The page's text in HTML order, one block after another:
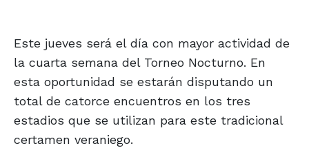
Este jueves será el día con mayor actividad de
la cuarta semana del Torneo Nocturno. En
esta oportunidad se estarán disputando un
total de catorce encuentros en los tres
estadios que se utilizan para este tradicional
certamen veraniego.